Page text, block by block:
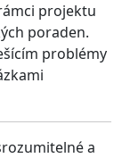
projektu
poraden.
problémy
a